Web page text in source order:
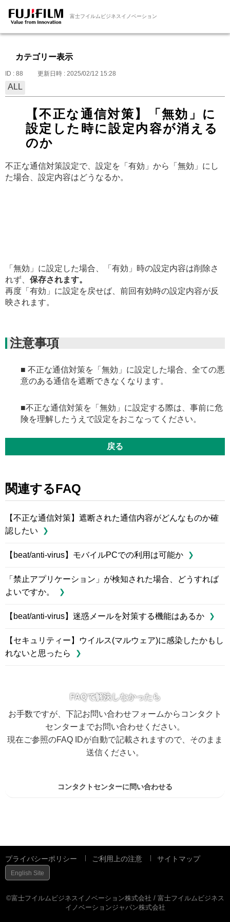
富士フイルムビジネスイノベーション
カテゴリー表示
ID : 88 更新日時 : 2025/02/12 15:28
ALL
【不正な通信対策】「無効」に
設定した時に設定内容が消える
のか
不正な通信対策設定で、設定を「有効」から「無効」にし
た場合、設定内容はどうなるか。
「無効」に設定した場合、「有効」時の設定内容は削除さ
れず、 保存されます。
再度「有効」に設定を戻せば、前回有効時の設定内容が反
映されます。
注意事項
■ 不正な通信対策を「無効」に設定した場合、全ての悪
意のある通信を遮断できなくなります。
■不正な通信対策を「無効」に設定する際は、事前に危
険を理解したうえで設定をおこなってください。
戻る
関連するFAQ
【不正な通信対策】遮断された通信内容がどんなものか確
認したい
【beat/anti-virus】モバイルPCでの利用は可能か
「禁止アプリケーション」が検知された場合、どうすれば
よいですか。
【beat/anti-virus】迷惑メールを対策する機能はあるか
【セキュリティー】ウイルス(マルウェア)に感染したかもし
れないと思ったら
FAQで解決しなかったら
お手数ですが、下記お問い合わせフォームからコンタクト
センターまでお問い合わせください。
現在ご参照のFAQ IDが自動で記載されますので、そのまま
送信ください。
コンタクトセンターに問い合わせる
プライバシーポリシー ご利用上の注意 サイトマップ
English Site
©富士フイルムビジネスイノベーション株式会社 / 富士フイルムビジネス
イノベーションジャパン株式会社